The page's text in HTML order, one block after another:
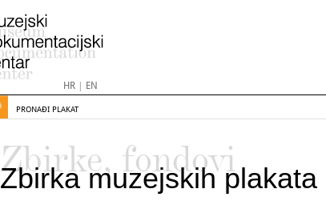
HR| EN
PRONAĐI PLAKAT
Zbirke, fondovi
Zbirka muzejskih plakata